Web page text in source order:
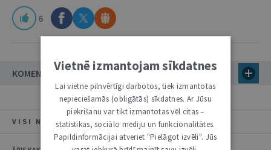
6
KOMENTĀRI
VISI NUMURA RAKSTI
Vietnē izmantojam sīkdatnes
Lai vietne pilnvērtīgi darbotos, tiek izmantotas
nepieciešamās (obligātās) sīkdatnes. Ar Jūsu
piekrišanu var tikt izmantotas vēl citas –
statistikas, sociālo mediju un funkcionalitātes.
Papildinformācijai atveriet "Pielāgot izvēli". Jūs